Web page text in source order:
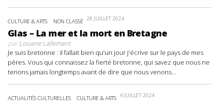
CULTURE & ARTS NON CLASSÉ 28 JUILLET 2024
Glas – La mer et la mort en Bretagne
parLouane Lallemant
Je suis bretonne : il fallait bien qu'un jour j'écrive sur le pays de mes
pères. Vous qui connaissez la fierté bretonne, qui savez que nous ne
tenons jamais longtemps avant de dire que nous venons...
ACTUALITÉS CULTURELLES CULTURE & ARTS 4 JUILLET 2024